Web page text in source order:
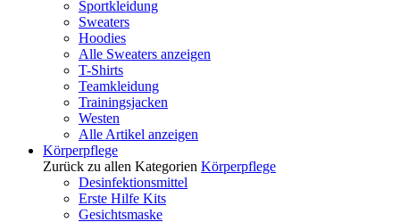
Sportkleidung
Sweaters
Hoodies
Alle Sweaters anzeigen
T-Shirts
Teamkleidung
Trainingsjacken
Westen
Alle Artikel anzeigen
Körperpflege
Zurück zu allen Kategorien Körperpflege
Desinfektionsmittel
Erste Hilfe Kits
Gesichtsmaske